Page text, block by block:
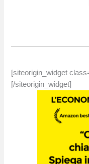
[siteorigin_widget
[/siteorigin_widget]